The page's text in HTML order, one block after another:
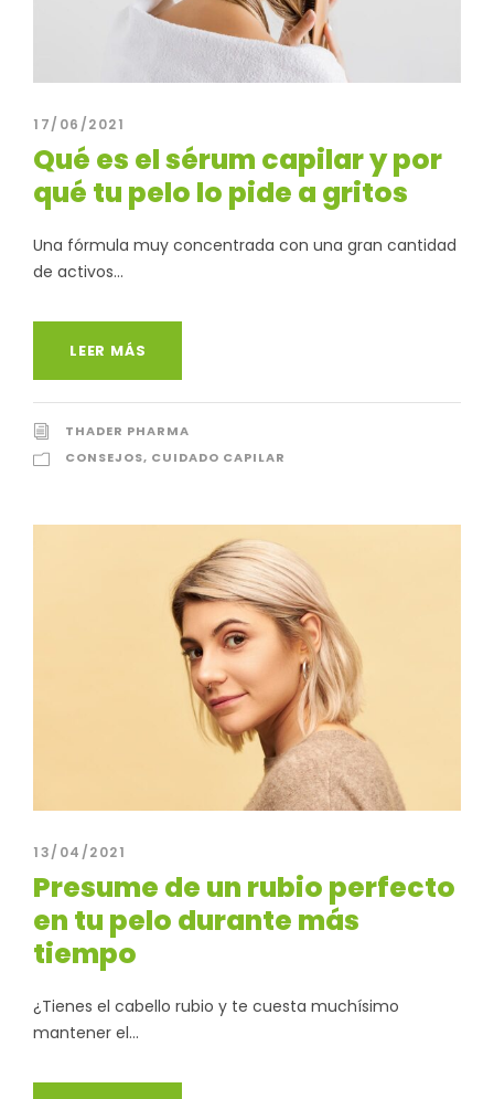
17/06/2021
Qué es el sérum capilar y por
qué tu pelo lo pide a gritos
Una fórmula muy concentrada con una gran cantidad
de activos...
LEER MÁS
THADER PHARMA
CONSEJOS, CUIDADO CAPILAR
13/04/2021
Presume de un rubio perfecto
en tu pelo durante más
tiempo
¿Tienes el cabello rubio y te cuesta muchísimo
mantener el...